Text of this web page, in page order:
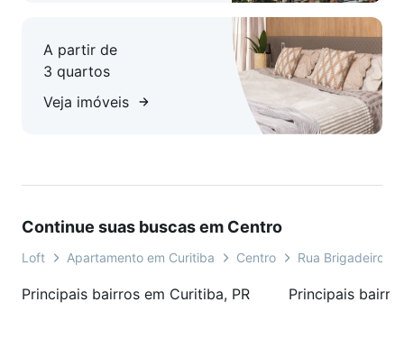
A partir de
3 quartos
Veja imóveis
Continue suas buscas em Centro
Loft Apartamento em Curitiba Centro Rua Brigadeiro
Principais bairros em Curitiba, PR Principais